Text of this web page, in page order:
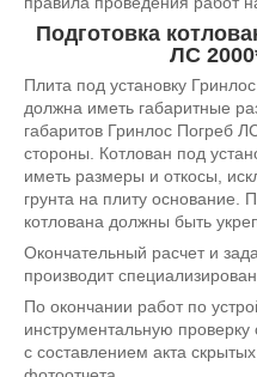
Подготовка
ЛС
Плита под установку
должна иметь габаритные
габаритов Гринлос Погреб
стороны. Котлован под
иметь размеры и откосы,
грунта на плиту основание.
котлована должны быть
Окончательный расчет и
производит
По окончании работ по
инструментальную проверку
с составлением акта